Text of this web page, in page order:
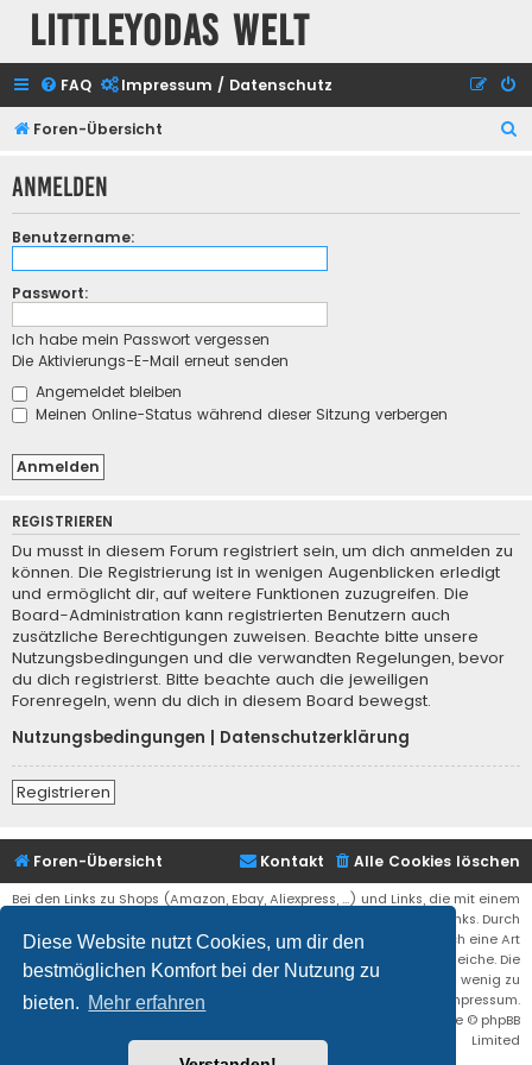
Diese Website nutzt Cookies, um dir den
bestmöglichen Komfort bei der Nutzung zu
bieten. Mehr erfahren
Littleyodas Welt
FAQ Impressum / Datenschutz
Foren-Übersicht
h
Anmelden
Benutzername:
Passwort:
Ich habe mein Passwort vergessen
Die Aktivierungs-E-Mail erneut senden
Angemeldet bleiben
Meinen Online-Status während dieser Sitzung verbergen
REGISTRIEREN
Du musst in diesem Forum registriert sein, um dich anmelden zu
können. Die Registrierung ist in wenigen Augenblicken erledigt
und ermöglicht dir, auf weitere Funktionen zuzugreifen. Die
Board-Administration kann registrierten Benutzern auch
zusätzliche Berechtigungen zuweisen. Beachte bitte unsere
Nutzungsbedingungen und die verwandten Regelungen, bevor
du dich registrierst. Bitte beachte auch die jeweiligen
Forenregeln, wenn du dich in diesem Board bewegst.
Nutzungsbedingungen
Datenschutzerklärung
Registrieren
Foren-Übersicht Alle Cookies löschen
Kontakt
Bei den Links zu Shops (Amazon, Ebay, Aliexpress, ...) und Links, die mit einem
Stern (*) markiert sind, kann es sich um sogenannte Affiliate Links. Durch
den Kauf eines Produktes über einen Affiliate Link erhälte ich eine Art
Umsatzbeteiligung gutgeschrieben. Für euch bleibt der Preis der gleiche. Die
Einnahmen helfen die Hostgebühren für diese Webseite ein wenig zu
reduzieren. Siehe auch das Impressum.
® Forum Software © phpBB
Limited